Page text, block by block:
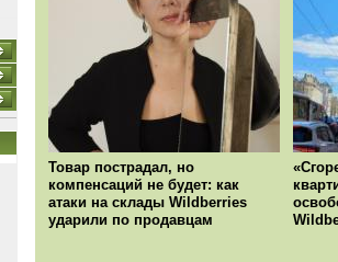
Товар пострадал, но
компенсаций не будет: как
атаки на склады Wildberries
ударили по продавцам